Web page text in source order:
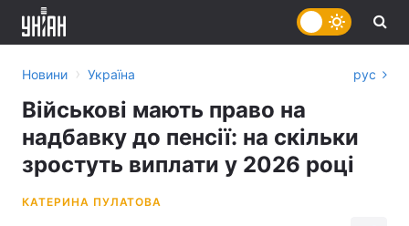
Новини › Україна рус
Військові мають право на
надбавку до пенсії: на скільки
зростуть виплати у 2026 році
КАТЕРИНА ПУЛАТОВА